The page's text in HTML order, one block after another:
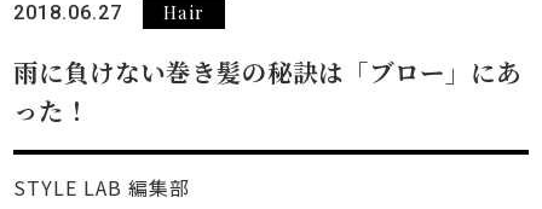
2018.06.27 Hair
雨に負けない巻き髪の秘訣は「ブロー」にあ
った！
STYLE LAB 編集部